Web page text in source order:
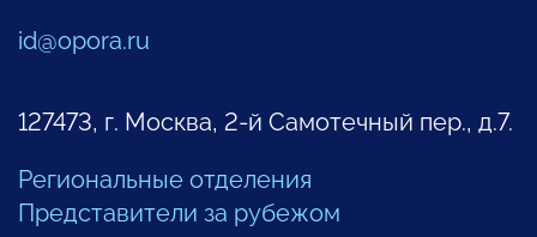
id@opora.ru
127473, г. Москва, 2-й Самотечный пер., д.7.
Региональные отделения
Представители за рубежом